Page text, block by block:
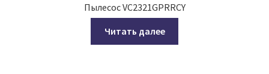
Пылесос VC2321GPRRCY
Читать далее